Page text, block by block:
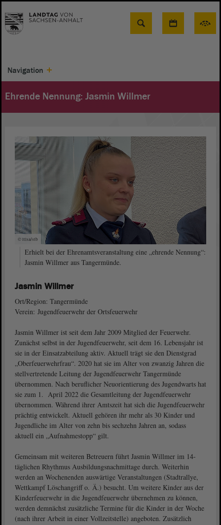
Suche
Navigation
Ehrende Nennung: Jasmin Willmer
© ltlsa/stb
Erhielt bei der Ehrenamtsveranstaltung eine „ehrende Nennung“:
Jasmin Willmer aus Tangermünde.
Jasmin Willmer
Ort/Region: Tangermünde
Verein: Jugendfeuerwehr der Ortsfeuerwehr
Jasmin Willmer ist seit dem Jahr 2009 Mitglied der Feuerwehr.
Zunächst selbst in der Jugendfeuerwehr, seit dem 16. Lebensjahr ist
sie in der Einsatzabteilung aktiv. Aktuell trägt sie den Dienstgrad
„Oberfeuerwehrfrau“. 2020 hat sie im Alter von zwanzig Jahren die
stellvertretende Leitung der Jugendfeuerwehr Tangermünde
übernommen. Nach beruflicher Neuorientierung des Jugendwarts hat
sie zum 1. April 2022 die Gesamtleitung der Jugendfeuerwehr
übernommen. Während ihrer Amtszeit hat sich die Jugendfeuerwehr
prächtig entwickelt. Aktuell gehören ihr mehr als 30 Kinder und
Jugendliche im Alter von zehn bis sechzehn Jahren an, sodass
aktuell ein „Aufnahmestopp“ gilt.
Gemeinsam mit weiteren Betreuern führt Jasmin Willmer im 14-
täglichen Rhythmus Ausbildungsnachmittage durch. Weiterhin
werden an Wochenenden auswärtige Veranstaltungen (Stadtrallye,
Wettkampf Löschangriff o. Ä.) besucht. Um weitere Kinder aus der
Kinderfeuerwehr in die Jugendfeuerwehr übernehmen zu können,
werden demnächst zusätzliche Termine für die Kinder in der Woche
(nach ihrer Arbeit in einer Vollzeitstelle) angeboten. Zusätzlich